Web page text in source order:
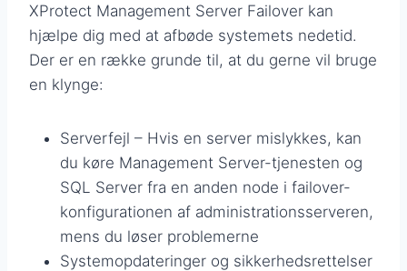
XProtect Management Server Failover kan
hjælpe dig med at afbøde systemets nedetid.
Der er en række grunde til, at du gerne vil bruge
en klynge:
Serverfejl – Hvis en server mislykkes, kan
du køre Management Server-tjenesten og
SQL Server fra en anden node i failover-
konfigurationen af administrationsserveren,
mens du løser problemerne
Systemopdateringer og sikkerhedsrettelser